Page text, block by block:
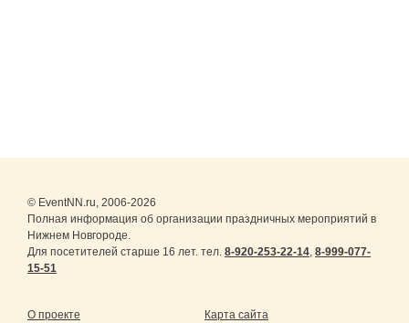
© EventNN.ru, 2006-2026
Полная информация об организации праздничных мероприятий в
Нижнем Новгороде.
Для посетителей старше 16 лет. тел. 8-920-253-22-14, 8-999-077-
15-51
О проекте Карта сайта